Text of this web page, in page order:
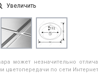
Увеличить
может незначительно
цветопередачи по сети